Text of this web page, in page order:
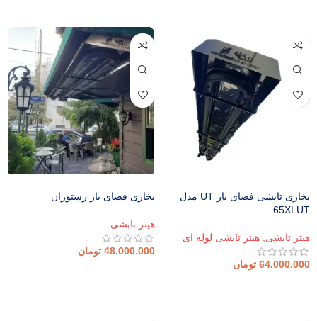
بخاری تابشی فضای باز UT مدل
65XLUT
هیتر تابشی هیتر تابشی لوله ای
64.000.000 تومان
بخاری فضای باز رستوران
هیتر تابشی
48.000.000 تومان